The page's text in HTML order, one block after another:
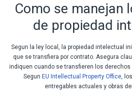
Como se manejan
de propiedad
Segun la ley local, la propiedad intelectual
que se transfiera por contrato. Asegura
indiquen cuando se transfieren los
Segun EU Intellectual Property Office,
entregables actuales y obras